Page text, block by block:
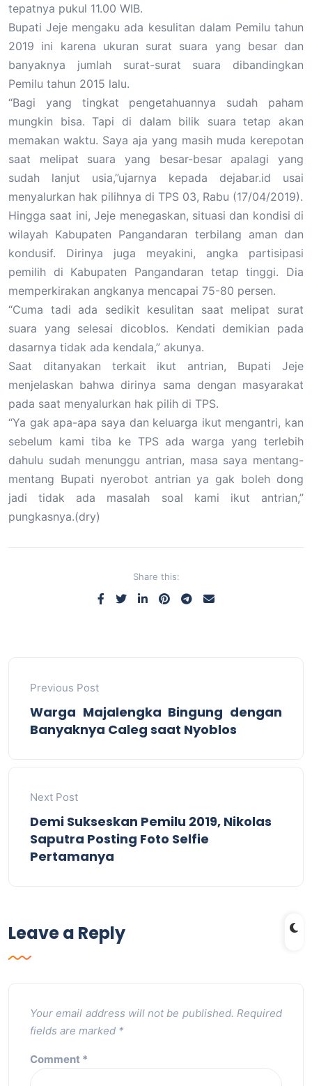
tepatnya pukul 11.00 WIB.
Bupati Jeje mengaku ada kesulitan dalam Pemilu tahun
2019 ini karena ukuran surat suara yang besar dan
banyaknya jumlah surat-surat suara dibandingkan
Pemilu tahun 2015 lalu.
“Bagi yang tingkat pengetahuannya sudah paham
mungkin bisa. Tapi di dalam bilik suara tetap akan
memakan waktu. Saya aja yang masih muda kerepotan
saat melipat suara yang besar-besar apalagi yang
sudah lanjut usia,”ujarnya kepada dejabar.id usai
menyalurkan hak pilihnya di TPS 03, Rabu (17/04/2019).
Hingga saat ini, Jeje menegaskan, situasi dan kondisi di
wilayah Kabupaten Pangandaran terbilang aman dan
kondusif. Dirinya juga meyakini, angka partisipasi
pemilih di Kabupaten Pangandaran tetap tinggi. Dia
memperkirakan angkanya mencapai 75-80 persen.
“Cuma tadi ada sedikit kesulitan saat melipat surat
suara yang selesai dicoblos. Kendati demikian pada
dasarnya tidak ada kendala,” akunya.
Saat ditanyakan terkait ikut antrian, Bupati Jeje
menjelaskan bahwa dirinya sama dengan masyarakat
pada saat menyalurkan hak pilih di TPS.
“Ya gak apa-apa saya dan keluarga ikut mengantri, kan
sebelum kami tiba ke TPS ada warga yang terlebih
dahulu sudah menunggu antrian, masa saya mentang-
mentang Bupati nyerobot antrian ya gak boleh dong
jadi tidak ada masalah soal kami ikut antrian,”
pungkasnya.(dry)
Share this:
Previous Post
Warga Majalengka Bingung dengan
Banyaknya Caleg saat Nyoblos
Next Post
Demi Sukseskan Pemilu 2019, Nikolas
Saputra Posting Foto Selfie
Pertamanya
Leave a Reply
Your email address will not be published. Required
fields are marked *
Comment *